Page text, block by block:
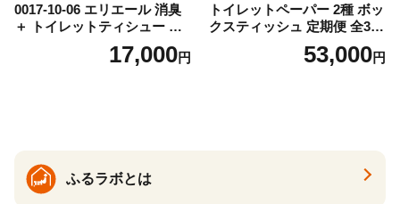
0017-10-06 エリエール 消臭
＋ トイレットティシュー し
っかり香るフレッシュクリア
の香り ダブル 12ロール×6パ
17,000円
トイレットペーパー 2種 ボッ
クスティッシュ 定期便 全3
回 日本製 まとめ買い 防災
常備品 日用雑貨 消耗品 生活
53,000円
ふるラボとは